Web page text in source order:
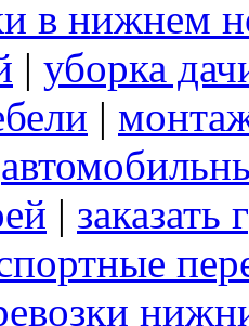
в нижнем
| уборка
|
| заказать